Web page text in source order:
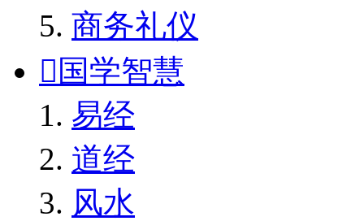
商务礼仪
国学智慧
易经
道经
风水